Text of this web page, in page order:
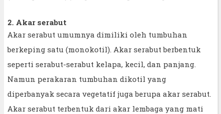
2. Akar serabut
Akar serabut umumnya dimiliki oleh tumbuhan
berkeping satu (monokotil). Akar serabut berbentuk
seperti serabut-serabut kelapa, kecil, dan panjang.
Namun perakaran tumbuhan dikotil yang
diperbanyak secara vegetatif juga berupa akar serabut.
Akar serabut terbentuk dari akar lembaga yang mati